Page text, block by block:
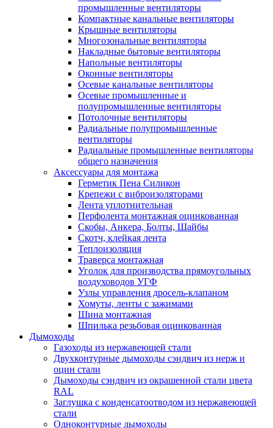
промышленные вентиляторы
Компактные канальные вентиляторы
Крышные вентиляторы
Многозональные вентиляторы
Накладные бытовые вентиляторы
Напольные вентиляторы
Оконные вентиляторы
Осевые канальные вентиляторы
Осевые промышленные и
полупромышленные вентиляторы
Потолочные вентиляторы
Радиальные полупромышленные
вентиляторы
Радиальные промышленные вентиляторы
общего назначения
Аксессуары для монтажа
Герметик Пена Силикон
Крепежи с виброизоляторами
Лента уплотнительная
Перфолента монтажная оцинкованная
Скобы, Анкера, Болты, Шайбы
Скотч, клейкая лента
Теплоизоляция
Траверса монтажная
Уголок для производства прямоугольных
воздуховодов УГФ
Узлы управления дросель-клапаном
Хомуты, ленты с зажимами
Шина монтажная
Шпилька резьбовая оцинкованная
Дымоходы
Газоходы из нержавеющей стали
Двухконтурные дымоходы сэндвич из нерж и
оцин стали
Дымоходы сэндвич из окрашенной стали цвета
RAL
Заглушка с конденсатоотводом из нержавеющей
стали
Одноконтурные дымоходы